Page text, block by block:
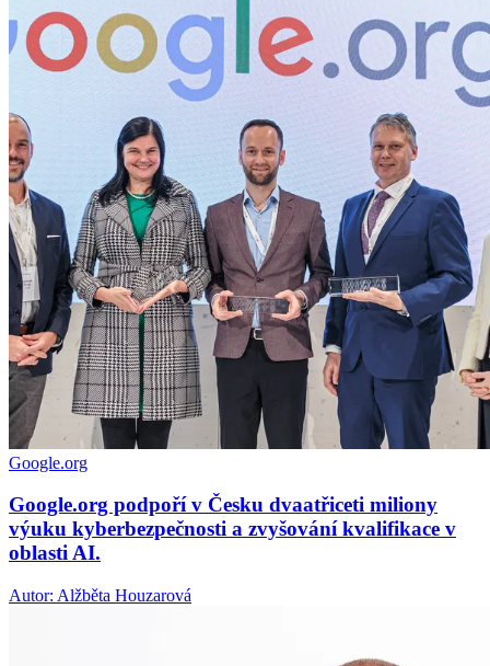
Google.org
Google.org podpoří v Česku dvaatřiceti miliony
výuku kyberbezpečnosti a zvyšování kvalifikace v
oblasti AI.
Autor: Alžběta Houzarová